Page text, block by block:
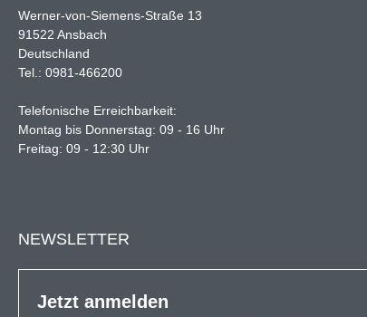
Werner-von-Siemens-Straße 13
91522 Ansbach
Deutschland
Tel.: 0981-466200
Telefonische Erreichbarkeit:
Montag bis Donnerstag: 09 - 16 Uhr
Freitag: 09 - 12:30 Uhr
NEWSLETTER
Jetzt anmelden